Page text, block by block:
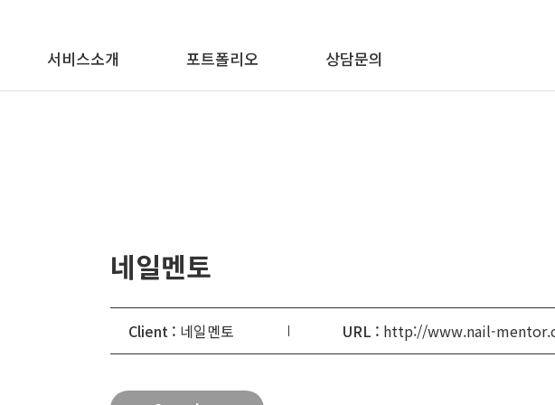
서비스소개 포트폴리오 상담문의
네일멘토
Client : 네일멘토 URL : http://www.nail-